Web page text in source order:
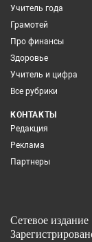
Учитель года
Грамотей
Про финансы
Здоровье
Учитель и цифра
Все рубрики
КОНТАКТЫ
Редакция
Реклама
Партнеры
Сетевое издание